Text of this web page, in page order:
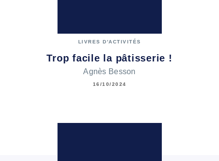
LIVRES D'ACTIVITÉS
Trop facile la pâtisserie !
Agnès Besson
16/10/2024